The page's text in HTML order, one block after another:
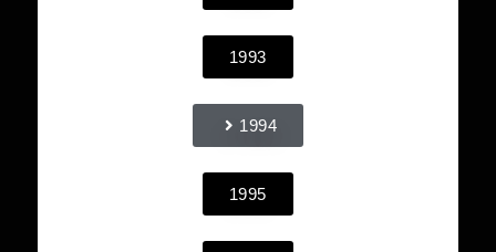
1993
1994
1995